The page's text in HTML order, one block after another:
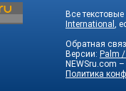
Все
International ,
Обратная
Версии: Palm
NEWSru.com
Политика